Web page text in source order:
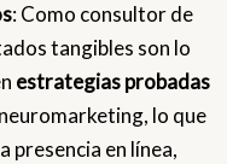
: Como consultor de
tangibles son lo
estrategias probadas
lo que
presencia en línea,